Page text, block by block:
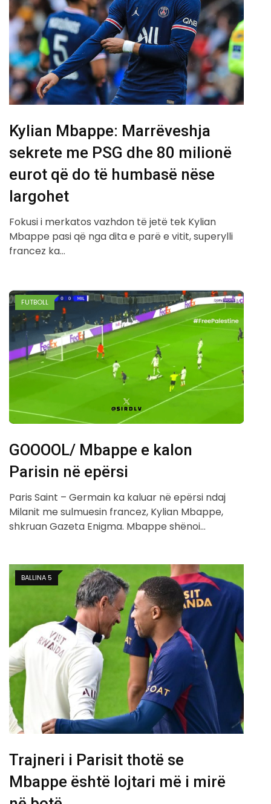
Kylian Mbappe: Marrëveshja
sekrete me PSG dhe 80 milionë
eurot që do të humbasë nëse
largohet
Fokusi i merkatos vazhdon të jetë tek Kylian
Mbappe pasi që nga dita e parë e vitit, superylli
francez ka…
FUTBOLL
GOOOOL/ Mbappe e kalon
Parisin në epërsi
Paris Saint – Germain ka kaluar në epërsi ndaj
Milanit me sulmuesin francez, Kylian Mbappe,
shkruan Gazeta Enigma. Mbappe shënoi…
BALLINA 5
Trajneri i Parisit thotë se
Mbappe është lojtari më i mirë